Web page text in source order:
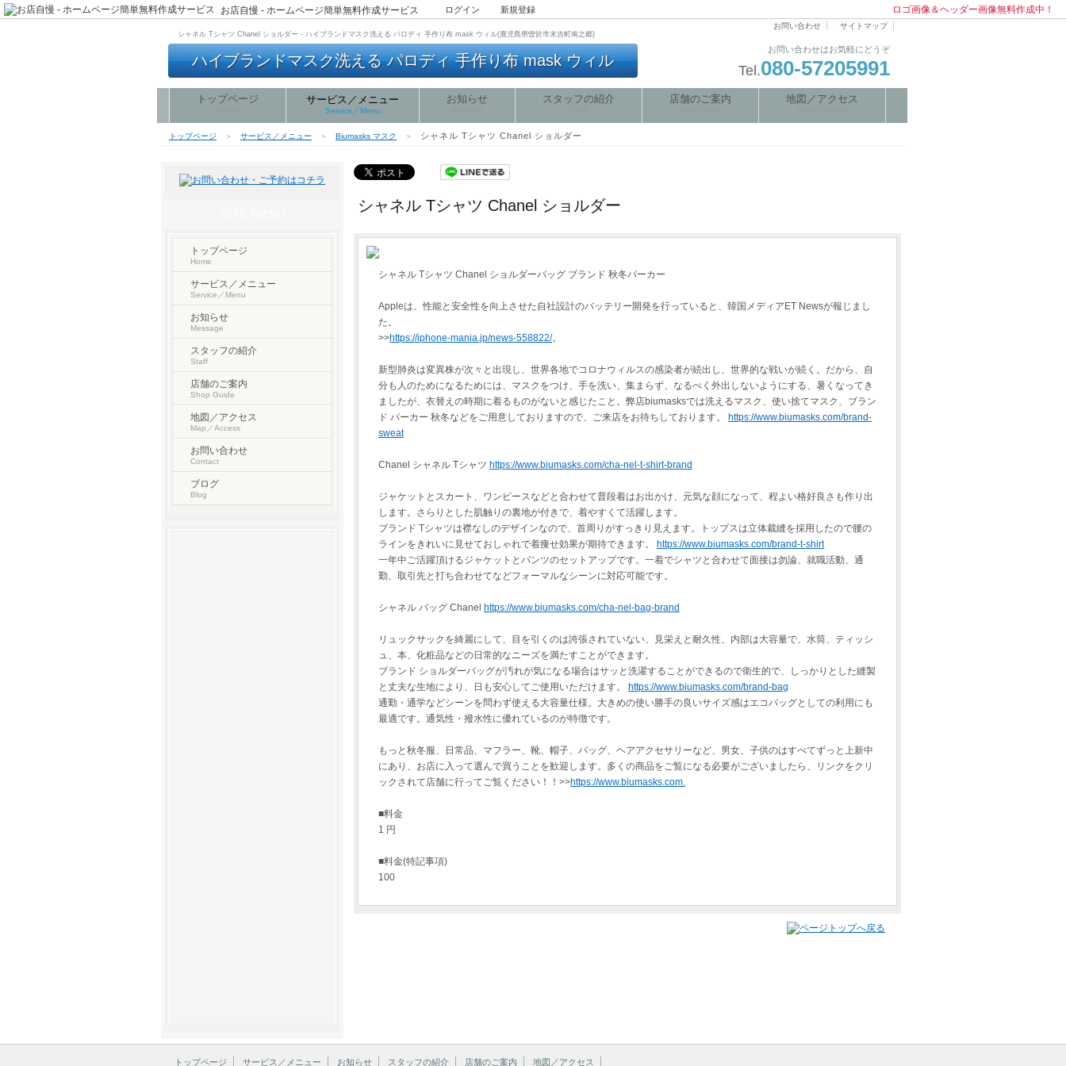
お店自慢 - ホームページ簡単無料作成サービス ログイン 新規登録 ロゴ画像＆ヘッダー画像無料作成中！
シャネル Tシャツ Chanel ショルダー - ハイブランドマスク洗える パロディ 手作り布 mask ウィル(鹿児島県曽於市末吉町南之郷)
ハイブランドマスク洗える パロディ 手作り布 mask ウィル
お問い合わせはお気軽にどうぞ
Tel.080-57205991
お問い合わせ サイトマップ
トップページ サービス／メニュー
Service／Menu
お知らせ スタッフの紹介 店舗のご案内 地図／アクセス
トップページ ＞ サービス／メニュー ＞ Biumasks マスク ＞ シャネル Tシャツ Chanel ショルダー
シャネル Tシャツ Chanel ショルダー
シャネル Tシャツ Chanel ショルダーバッグ ブランド 秋冬パーカー
Appleは、性能と安全性を向上させた自社設計のバッテリー開発を行っていると、韓国メディアET Newsが報じまし
た。
>>https://iphone-mania.jp/news-558822/。
新型肺炎は変異株が次々と出現し、世界各地でコロナウィルスの感染者が続出し、世界的な戦いが続く。だから、自
分も人のためになるためには、マスクをつけ、手を洗い、集まらず、なるべく外出しないようにする、暑くなってき
ましたが、衣替えの時期に着るものがないと感じたこと。弊店biumasksでは洗えるマスク、使い捨てマスク、ブラン
ド パーカー 秋冬などをご用意しておりますので、ご来店をお待ちしております。 https://www.biumasks.com/brand-
sweat
Chanel シャネル Tシャツ https://www.biumasks.com/cha-nel-t-shirt-brand
ジャケットとスカート、ワンピースなどと合わせて普段着はお出かけ、元気な顔になって、程よい格好良さも作り出
します。さらりとした肌触りの裏地が付きで、着やすくて活躍します。
ブランド Tシャツは襟なしのデザインなので、首周りがすっきり見えます。トップスは立体裁縫を採用したので腰の
ラインをきれいに見せておしゃれで着痩せ効果が期待できます。 https://www.biumasks.com/brand-t-shirt
一年中ご活躍頂けるジャケットとパンツのセットアップです。一着でシャツと合わせて面接は勿論、就職活動、通
勤、取引先と打ち合わせてなどフォーマルなシーンに対応可能です。
シャネル バッグ Chanel https://www.biumasks.com/cha-nel-bag-brand
リュックサックを綺麗にして、目を引くのは誇張されていない、見栄えと耐久性、内部は大容量で、水筒、ティッシ
ュ、本、化粧品などの日常的なニーズを満たすことができます。
ブランド ショルダーバッグが汚れが気になる場合はサッと洗濯することができるので衛生的で、しっかりとした縫製
と丈夫な生地により、日も安心してご使用いただけます。 https://www.biumasks.com/brand-bag
通勤・通学などシーンを問わず使える大容量仕様。大きめの使い勝手の良いサイズ感はエコバッグとしての利用にも
最適です。通気性・撥水性に優れているのが特徴です。
もっと秋冬服、日常品、マフラー、靴、帽子、バッグ、ヘアアクセサリーなど、男女、子供のはすべてずっと上新中
にあり、お店に入って選んで買うことを歓迎します。多くの商品をご覧になる必要がございましたら、リンクをクリ
ックされて店舗に行ってご覧ください！！>>https://www.biumasks.com.
■料金
1 円
■料金(特記事項)
100
トップページ
Home
サービス／メニュー
Service／Menu
お知らせ
Message
スタッフの紹介
Staff
店舗のご案内
Shop Guide
地図／アクセス
Map／Access
お問い合わせ
Contact
ブログ
Blog
トップページ サービス／メニュー お知らせ スタッフの紹介 店舗のご案内 地図／アクセス